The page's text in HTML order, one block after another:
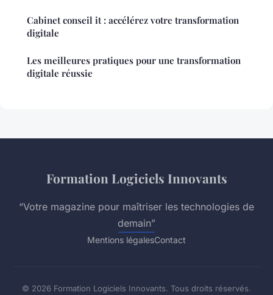
Cabinet conseil it : accélérez votre transformation
digitale
Les meilleures pratiques pour une transformation
digitale réussie
Formation Logiciels Innovants
“Votre magazine pour maîtriser les technologies de
demain”
Mentions légalesContact
© 2026 Formation Logiciels Innovants. Tous droits réservés.